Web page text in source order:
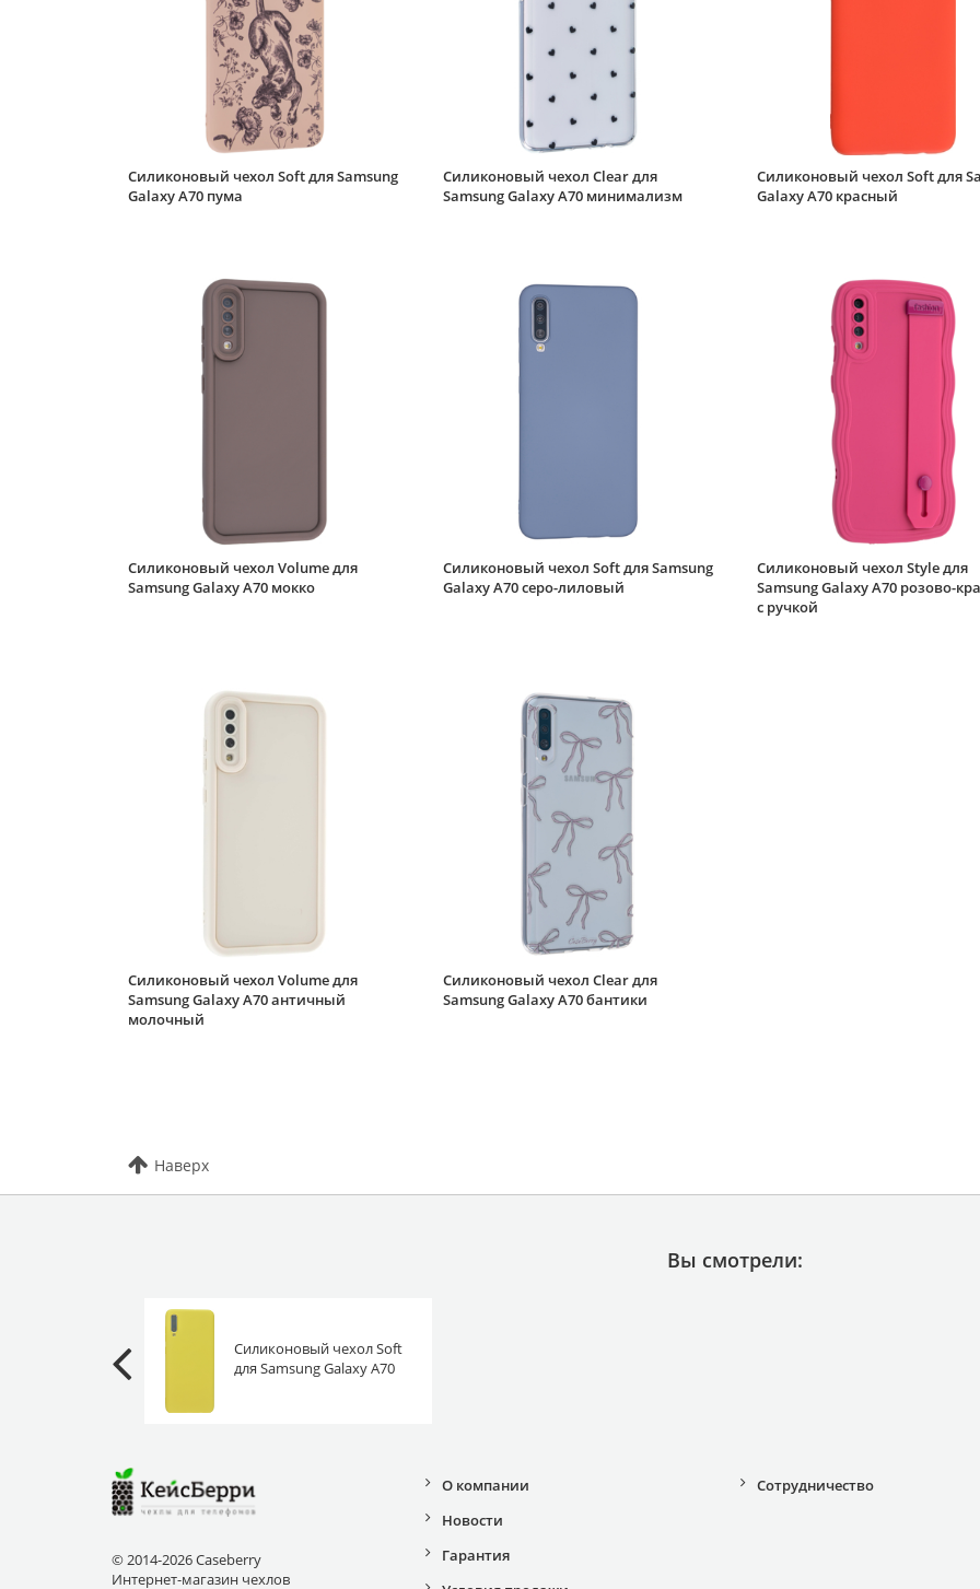
Силиконовый чехол Soft для Samsung
Galaxy A70 пума
Силиконовый чехол Clear для
Samsung Galaxy A70 минимализм
Силиконовый чехол Soft для
Galaxy A70 красный
Силиконовый чехол Volume для
Samsung Galaxy A70 мокко
Силиконовый чехол Soft для Samsung
Galaxy A70 серо-лиловый
Силиконовый чехол Style для
Samsung Galaxy A70 розово-
с ручкой
Силиконовый чехол Volume для
Samsung Galaxy A70 античный
молочный
Силиконовый чехол Clear для
Samsung Galaxy A70 бантики
Наверх
Вы смотрели:
Силиконовый чехол Soft
для Samsung Galaxy A70
© 2014-2026 Caseberry
Интернет-магазин чехлов
О компании
Новости
Гарантия
Сотрудничество